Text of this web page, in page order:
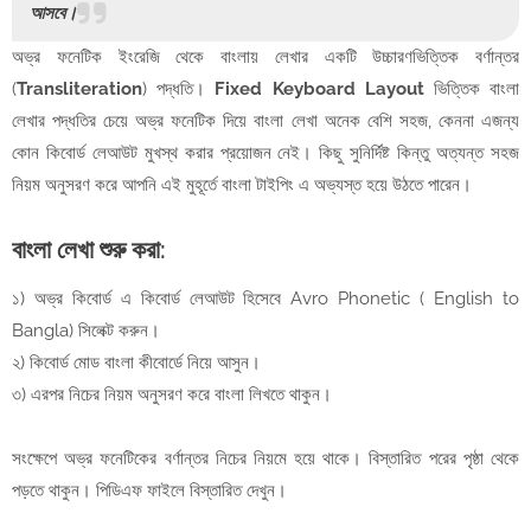
আসবে।
অভ্র ফনেটিক ইংরেজি থেকে বাংলায় লেখার একটি উচ্চারণভিত্তিক বর্ণান্তর
(Transliteration) পদ্ধতি। Fixed Keyboard Layoutভিত্তিক বাংলা
লেখার পদ্ধতির চেয়ে অভ্র ফনেটিক দিয়ে বাংলা লেখা অনেক বেশি সহজ, কেননা এজন্য
কোন কিবোর্ড লেআউট মুখস্থ করার প্রয়োজন নেই। কিছু সুনির্দিষ্ট কিন্তু অত্যন্ত সহজ
নিয়ম অনুসরণ করে আপনি এই মুহূর্তে বাংলা টাইপিং এ অভ্যস্ত হয়ে উঠতে পারেন।
বাংলা লেখা শুরু করা:
১) অভ্র কিবোর্ড এ কিবোর্ড লেআউট হিসেবে Avro Phonetic ( English to
Bangla) সিলেক্ট করুন।
২) কিবোর্ড মোড বাংলা কীবোর্ডে নিয়ে আসুন।
৩) এরপর নিচের নিয়ম অনুসরণ করে বাংলা লিখতে থাকুন।
সংক্ষেপে অভ্র ফনেটিকের বর্ণান্তর নিচের নিয়মে হয়ে থাকে। বিস্তারিত পরের পৃষ্ঠা থেকে
পড়তে থাকুন। পিডিএফ ফাইলে বিস্তারিত দেখুন।